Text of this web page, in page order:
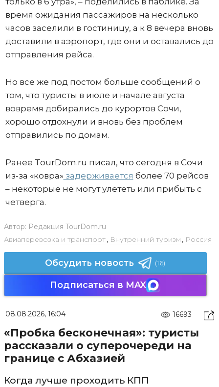
время ожидания пассажиров на несколько
часов заселили в гостиницу, а к 8 вечера вновь
доставили в аэропорт, где они и оставались до
отправления рейса.
Но все же под постом больше сообщений о
том, что туристы в июле и начале августа
вовремя добирались до курортов Сочи,
хорошо отдохнули и вновь без проблем
отправились по домам.
Ранее TourDom.ru писал, что сегодня в Сочи
из-за «ковра» задерживается более 70 рейсов
– некоторые не могут улететь или прибыть с
четверга.
Автор: Редакция TourDom.ru
Авиаперевозка и транспорт, Внутренний туризм , Россия
Обсудить новость (16)
Подписаться в MAX
08.08.2026, 16:04 16693
«Пробка бесконечная»: туристы
рассказали о суперочереди на
границе с Абхазией
Когда лучше проходить КПП